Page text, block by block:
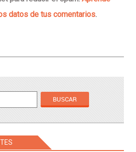
datos de tus comentarios.